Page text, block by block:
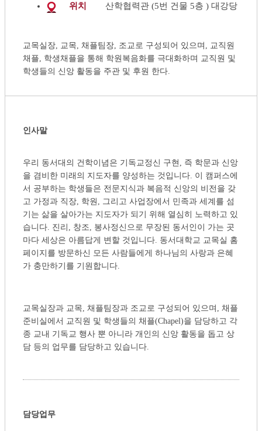
위치 산학협력관 (5번 건물 5층 ) 대강당
교목실장, 교목, 채플팀장, 조교로 구성되어 있으며, 교직원
채플, 학생채플을 통해 학원복음화를 극대화하며 교직원 및
학생들의 신앙 활동을 주관 및 후원 한다.
인사말
우리 동서대의 건학이념은 기독교정신 구현, 즉 학문과 신앙
을 겸비한 미래의 지도자를 양성하는 것입니다. 이 캠퍼스에
서 공부하는 학생들은 전문지식과 복음적 신앙의 비전을 갖
고 가정과 직장, 학원, 그리고 사업장에서 민족과 세계를 섬
기는 삶을 살아가는 지도자가 되기 위해 열심히 노력하고 있
습니다. 진리, 창조, 봉사정신으로 무장된 동서인이 가는 곳
마다 세상은 아름답게 변할 것입니다. 동서대학교 교목실 홈
페이지를 방문하신 모든 사람들에게 하나님의 사랑과 은혜
가 충만하기를 기원합니다.
교목실장과 교목, 채플팀장과 조교로 구성되어 있으며, 채플
준비실에서 교직원 및 학생들의 채플(Chapel)을 담당하고 각
종 교내 기독교 행사 뿐 아니라 개인의 신앙 활동을 돕고 상
담 등의 업무를 담당하고 있습니다.
담당업무